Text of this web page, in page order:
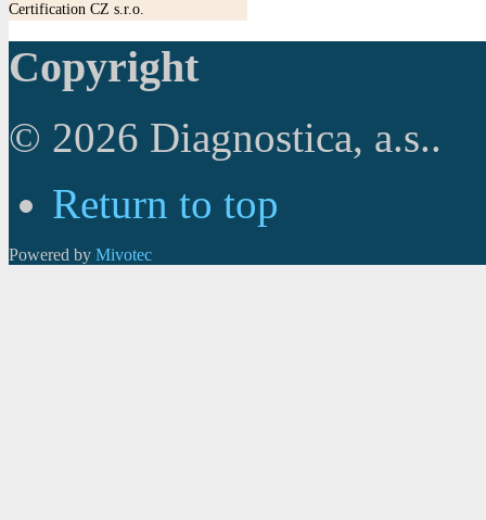
Certification CZ s.r.o.
Copyright
© 2026 Diagnostica, a.s..
Return to top
Powered by Mivotec